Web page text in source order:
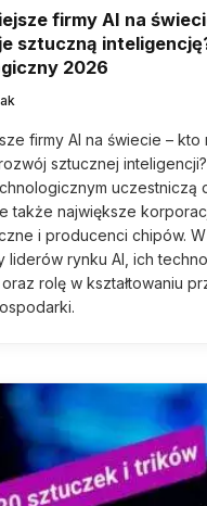
firmy AI na
sztuczną
2026
firmy AI na świecie – kto
sztucznej
uczestniczą
także największe
i producenci chipów.
liderów rynku AI, ich
rolę w kształtowaniu